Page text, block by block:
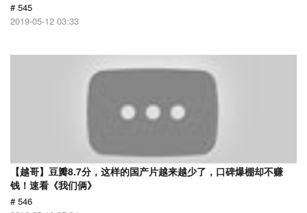
# 545
2019-05-12 03:33
【越哥】豆瓣8.7分，这样的国产片越来越少了，口碑爆棚却不赚
钱！速看《我们俩》
# 546